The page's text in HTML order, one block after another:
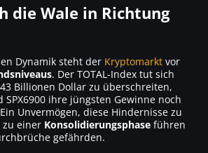
die Wale in Richtung
Dynamik steht der Kryptomarkt vor
. Der TOTAL-Index tut sich
Billionen Dollar zu überschreiten,
ihre jüngsten Gewinne noch
Unvermögen, diese Hindernisse zu
einer Konsolidierungsphase führen
gefährden.